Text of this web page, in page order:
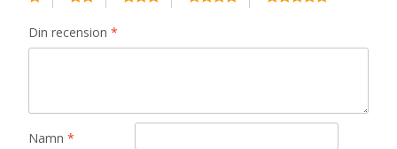
Din recension *
Namn *